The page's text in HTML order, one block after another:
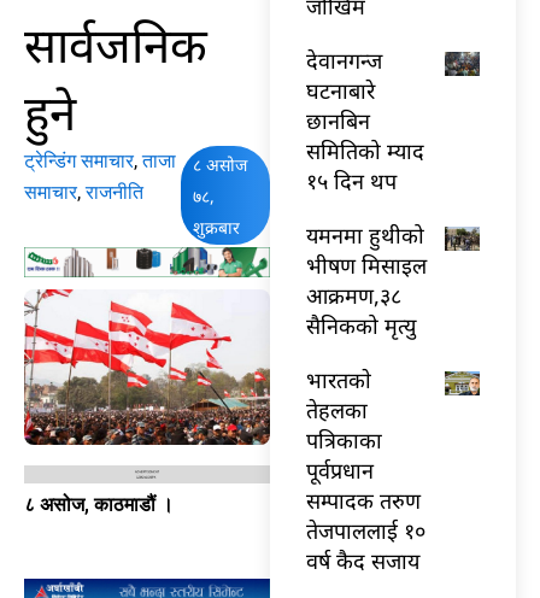
सार्वजनिक
हुने
ट्रेन्डिंग समाचार,ताजा
समाचार,राजनीति
८ असोज
७८,
शुक्रबार
८ असोज, काठमाडौं ।
देवानगन्ज
घटनाबारे
छानबिन
समितिको म्याद
१५ दिन थप
यमनमा हुथीको
भीषण मिसाइल
आक्रमण,३८
सैनिकको मृत्यु
भारतकाे
तेहलका
पत्रिकाका
पूर्वप्रधान
सम्पादक तरुण
तेजपाललाई १०
वर्ष कैद सजाय